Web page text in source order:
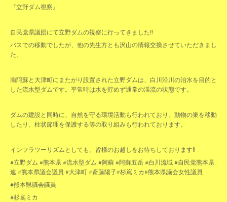
『立野ダム視察』
自民党県議団にて立野ダムの視察に行ってきました‼️
バスでの移動でしたが、他の先生方とも沢山の情報交換させていただきまし
た。
南阿蘇と大津町にまたがり設置された立野ダムは、白川沿川の治水を目的と
した流水型ダムです。平常時は水を貯めず通常の渓流の状態です。
ダムの建設と同時に、自然を守る環境活動も行われており、動物の巣を移動
したり、柱状節理を保護する等の取り組みも行われております。
インフラツーリズムとしても、皆様のお越しをお待ちしております‼️
#立野ダム #熊本県 #流水型ダム #阿蘇 #阿蘇五岳 #白川流域 #自民党熊本県
連 #熊本県議会議員 #大津町 #斎藤陽子#杉嶌ミカ#熊本県議会女性議員
#熊本県議会議員
#杉嶌ミカ